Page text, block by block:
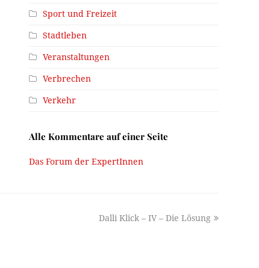
Sport und Freizeit
Stadtleben
Veranstaltungen
Verbrechen
Verkehr
Alle Kommentare auf einer Seite
Das Forum der ExpertInnen
next
Dalli Klick – IV – Die Lösung